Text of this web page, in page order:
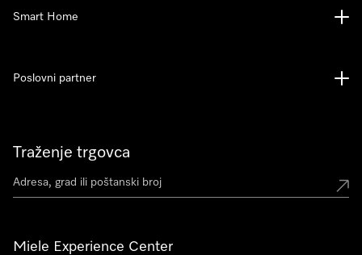
Traženje trgovca
Miele Experience Center
Smart Home
Poslovni partner